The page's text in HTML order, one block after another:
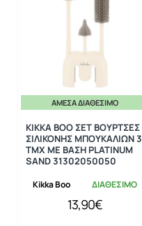
ΆΜΕΣΑ ΔΙΑΘΈΣΙΜΟ
Kikka Boo ΔΙΑΘΕΣΙΜΟ
KIKKA BOO ΣΕΤ ΒΟΥΡΤΣΕΣ
ΣΙΛΙΚΟΝΗΣ ΜΠΟΥΚΑΛΙΩΝ 3
ΤΜΧ ΜΕ ΒΑΣΗ PLATINUM
SAND 31302050050
13,90€